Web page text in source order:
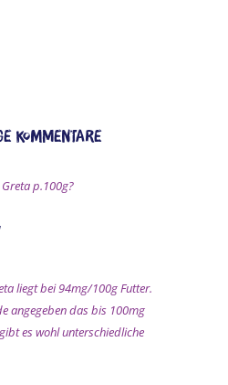
Kommentare
p.100g?
liegt bei 94mg/100g Futter.
angegeben das bis 100mg
es wohl unterschiedliche